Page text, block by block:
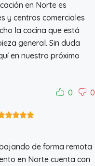
en Norte es
y centros comerciales
la cocina que está
general. Sin duda
en nuestro próximo
0 0
de forma remota
en Norte cuenta con